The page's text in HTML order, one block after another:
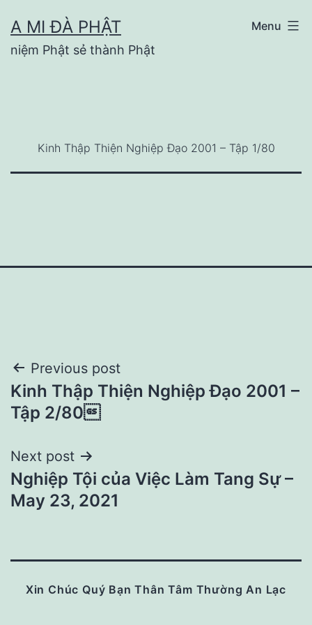
to
content
A MI ĐÀ PHẬT
niệm Phật sẻ thành Phật
Menu
Kinh Thập Thiện Nghiệp Đạo 2001 – Tập 1/80
Post
navigation
Previous post
Kinh Thập Thiện Nghiệp Đạo 2001 –
Tập 2/80
Next post
Nghiệp Tội của Việc Làm Tang Sự –
May 23, 2021
Xin Chúc Quý Bạn Thân Tâm Thường An Lạc